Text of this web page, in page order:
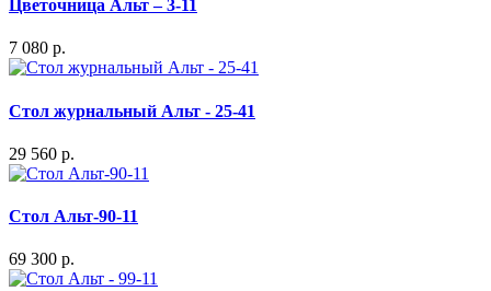
Цветочница Альт – 3-11
7 080 р.
Стол журнальный Альт - 25-41
29 560 р.
Стол Альт-90-11
69 300 р.